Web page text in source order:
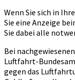
Wenn Sie sich in
Sie eine Anzeige
Sie dabei alle
Bei
Luftfahrt-
gegen das